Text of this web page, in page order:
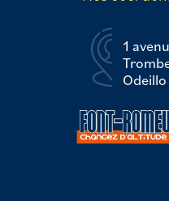
1
Odeillo